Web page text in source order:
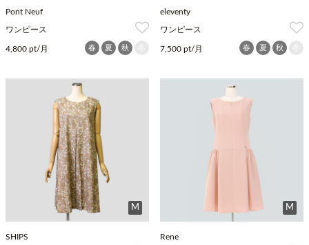
Pont Neuf
ワンピース
4,800 pt/月 春 夏 秋
eleventy
ワンピース
7,500 pt/月 春 夏 秋
M
SHIPS
M
Rene